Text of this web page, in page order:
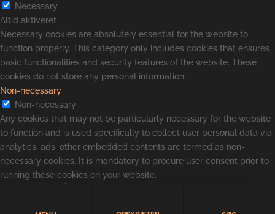
Necessary
Altid aktiveret
Necessary cookies are absolutely essential for the website to
function properly. This category only includes cookies that ensures
basic functionalities and security features of the website. These
cookies do not store any personal information.
Non-necessary
Non-necessary
Any cookies that may not be particularly necessary for the website
to function and is used specifically to collect user personal data via
analytics, ads, other embedded contents are termed as non-
necessary cookies. It is mandatory to procure user consent prior to
running these cookies on your website.